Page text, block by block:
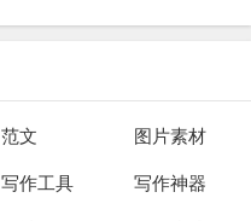
范文 图片素材
写作工具 写作神器